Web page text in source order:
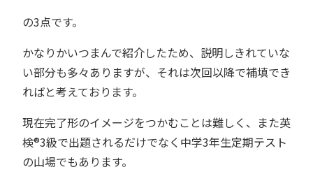
の3点です。
かなりかいつまんで紹介したため、説明しきれていな
い部分も多々ありますが、それは次回以降で補填でき
ればと考えております。
現在完了形のイメージをつかむことは難しく、また英
検®︎3級で出題されるだけでなく中学3年生定期テスト
の山場でもあります。